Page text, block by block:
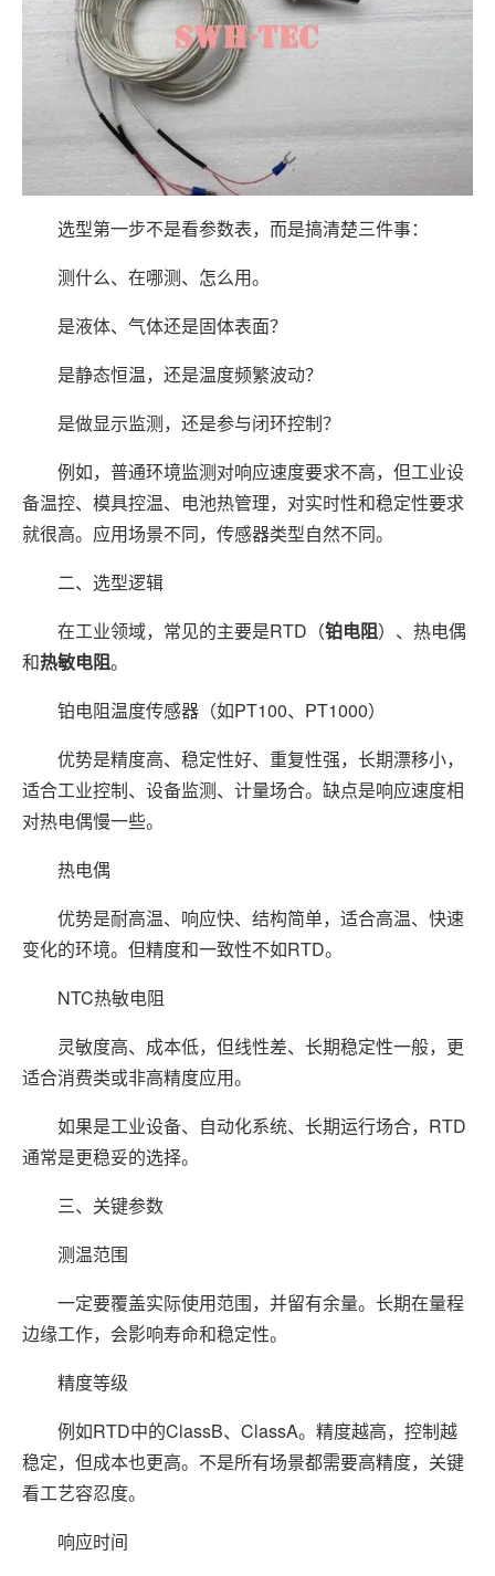
选型第一步不是看参数表，而是搞清楚三件事：
测什么、在哪测、怎么用。
是液体、气体还是固体表面？
是静态恒温，还是温度频繁波动？
是做显示监测，还是参与闭环控制？
例如，普通环境监测对响应速度要求不高，但工业设
备温控、模具控温、电池热管理，对实时性和稳定性要求
就很高。应用场景不同，传感器类型自然不同。
二、选型逻辑
在工业领域，常见的主要是RTD（铂电阻）、热电偶
和热敏电阻。
铂电阻温度传感器（如PT100、PT1000）
优势是精度高、稳定性好、重复性强，长期漂移小，
适合工业控制、设备监测、计量场合。缺点是响应速度相
对热电偶慢一些。
热电偶
优势是耐高温、响应快、结构简单，适合高温、快速
变化的环境。但精度和一致性不如RTD。
NTC热敏电阻
灵敏度高、成本低，但线性差、长期稳定性一般，更
适合消费类或非高精度应用。
如果是工业设备、自动化系统、长期运行场合，RTD
通常是更稳妥的选择。
三、关键参数
测温范围
一定要覆盖实际使用范围，并留有余量。长期在量程
边缘工作，会影响寿命和稳定性。
精度等级
例如RTD中的ClassB、ClassA。精度越高，控制越
稳定，但成本也更高。不是所有场景都需要高精度，关键
看工艺容忍度。
响应时间